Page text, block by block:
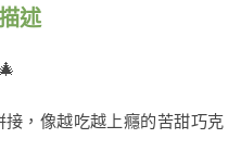
述
🎄
，像越吃越上癮的苦甜巧克